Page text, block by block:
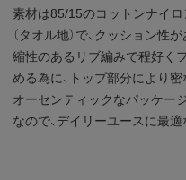
素材は85/15のコットンナイ
（タオル地）で、クッション性
縮性のあるリブ編みで程好く
める為に、トップ部分により
オーセンティックなパッケー
なので、デイリーユースに最